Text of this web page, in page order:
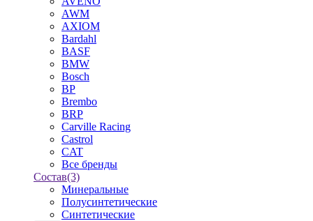
AWM
AXIOM
Bardahl
BASF
BMW
Bosch
BP
Brembo
BRP
Carville Racing
Castrol
CAT
Все бренды
Состав(3)
Минеральные
Полусинтетические
Синтетические